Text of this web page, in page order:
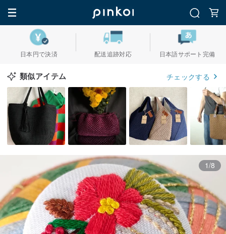
日本円で決済 配送追跡対応 日本語サポート完備
類似アイテム チェックする
1/8